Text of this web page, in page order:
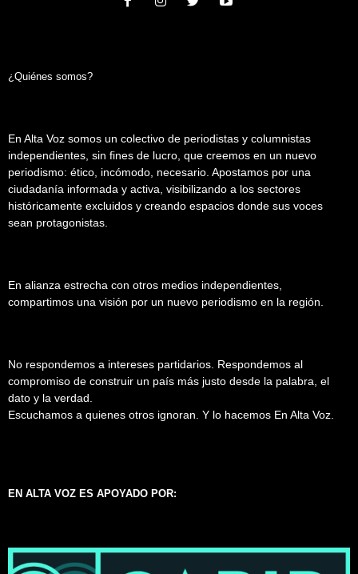
¿Quiénes somos?
En Alta Voz somos un colectivo de periodistas y columnistas
independientes, sin fines de lucro, que creemos en un nuevo
periodismo: ético, incómodo, necesario. Apostamos por una
ciudadanía informada y activa, visibilizando a los sectores
históricamente excluidos y creando espacios donde sus voces
sean protagonistas.
En alianza estrecha con otros medios independientes,
compartimos una visión por un nuevo periodismo en la región.
No respondemos a intereses partidarios. Respondemos al
compromiso de construir un país más justo desde la palabra, el
dato y la verdad.
Escuchamos a quienes otros ignoran. Y lo hacemos En Alta Voz.
EN ALTA VOZ ES APOYADO POR: